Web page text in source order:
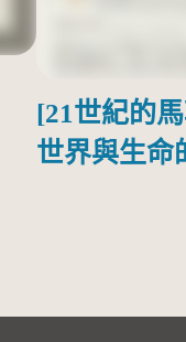
[21世紀的
世界與生